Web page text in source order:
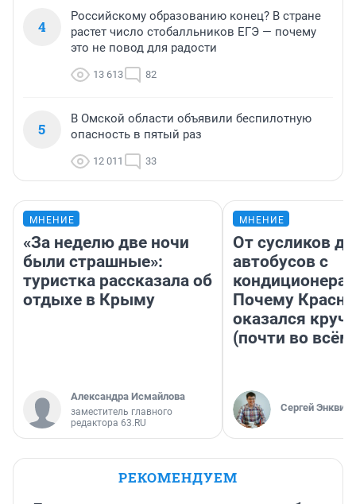
4
Российскому образованию конец? В стране
растет число стобалльников ЕГЭ — почему
это не повод для радости
13 613 82
5
В Омской области объявили беспилотную
опасность в пятый раз
12 011 33
МНЕНИЕ
«За неделю две ночи
были страшные»:
туристка рассказала об
отдыхе в Крыму
Александра Исмайлова
заместитель главного
редактора 63.RU
МНЕНИЕ
От сусликов до
автобусов с
Почему
оказался
(почти во
Сергей Энквист
РЕКОМЕНДУЕМ